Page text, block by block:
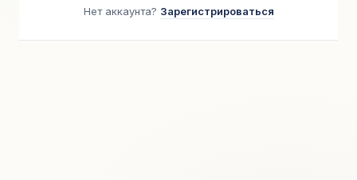
Нет аккаунта? Зарегистрироваться